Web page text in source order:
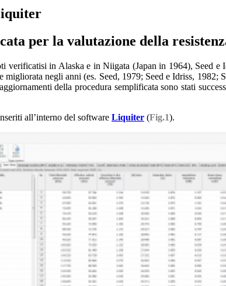
per la valutazione della
verificatisi in Alaska e in Niigata (Japan in 1964), Seed
migliorata negli anni (es. Seed, 1979; Seed e Idriss,
della procedura semplificata sono stati
all’interno del software Liquiter (Fig.1).